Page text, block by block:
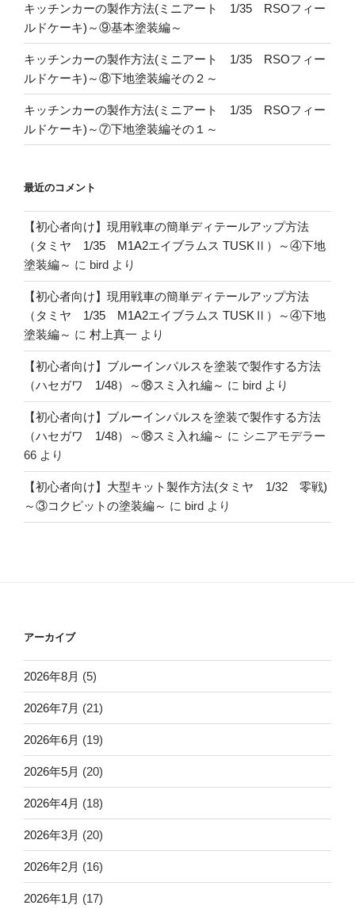
キッチンカーの製作方法(ミニアート 1/35 RSOフィー
ルドケーキ)～⑨基本塗装編～
キッチンカーの製作方法(ミニアート 1/35 RSOフィー
ルドケーキ)～⑧下地塗装編その２～
キッチンカーの製作方法(ミニアート 1/35 RSOフィー
ルドケーキ)～⑦下地塗装編その１～
最近のコメント
【初心者向け】現用戦車の簡単ディテールアップ方法
（タミヤ 1/35 M1A2エイブラムス TUSKⅡ）～④下地
塗装編～ に bird より
【初心者向け】現用戦車の簡単ディテールアップ方法
（タミヤ 1/35 M1A2エイブラムス TUSKⅡ）～④下地
塗装編～ に 村上真一 より
【初心者向け】ブルーインパルスを塗装で製作する方法
（ハセガワ 1/48）～⑱スミ入れ編～ に bird より
【初心者向け】ブルーインパルスを塗装で製作する方法
（ハセガワ 1/48）～⑱スミ入れ編～ に シニアモデラー
66 より
【初心者向け】大型キット製作方法(タミヤ 1/32 零戦)
～③コクピットの塗装編～ に bird より
アーカイブ
2026年8月 (5)
2026年7月 (21)
2026年6月 (19)
2026年5月 (20)
2026年4月 (18)
2026年3月 (20)
2026年2月 (16)
2026年1月 (17)